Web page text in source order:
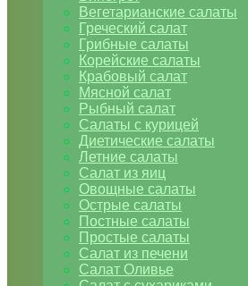
Вегетарианские салаты
Греческий салат
Грибные салаты
Корейские салаты
Крабовый салат
Мясной салат
Рыбный салат
Салаты с курицей
Диетические салаты
Летние салаты
Салат из яиц
Овощные салаты
Острые салаты
Постные салаты
Простые салаты
Салат из печени
Салат Оливье